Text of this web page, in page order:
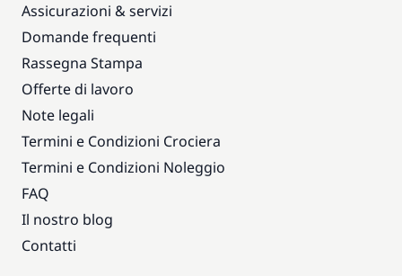
Assicurazioni & servizi
Domande frequenti
Rassegna Stampa
Offerte di lavoro
Note legali
Termini e Condizioni Crociera
Termini e Condizioni Noleggio
FAQ
Il nostro blog
Contatti